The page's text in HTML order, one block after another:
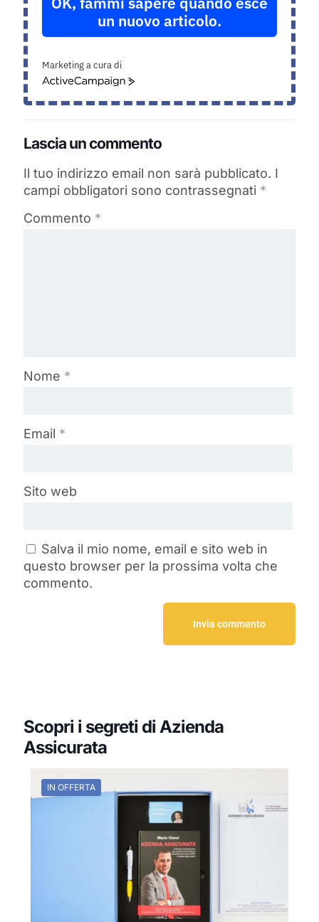
un nuovo articolo.
Marketing a cura di
ActiveCampaign
Lascia un commento
Il tuo indirizzo email non sarà pubblicato. I
campi obbligatori sono contrassegnati *
Commento *
Nome *
Email *
Sito web
Salva il mio nome, email e sito web in
questo browser per la prossima volta che
commento.
Scopri i segreti di Azienda
Assicurata
IN OFFERTA